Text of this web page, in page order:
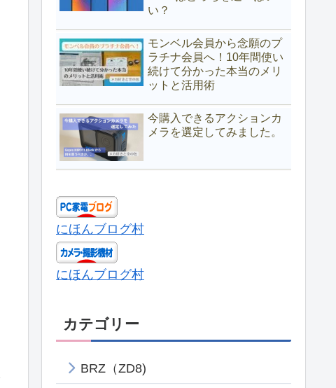
い？
モンベル会員から念願のプ
ラチナ会員へ！10年間使い
続けて分かった本当のメリ
ットと活用術
今購入できるアクションカ
メラを選定してみました。
にほんブログ村
にほんブログ村
カテゴリー
BRZ（ZD8)